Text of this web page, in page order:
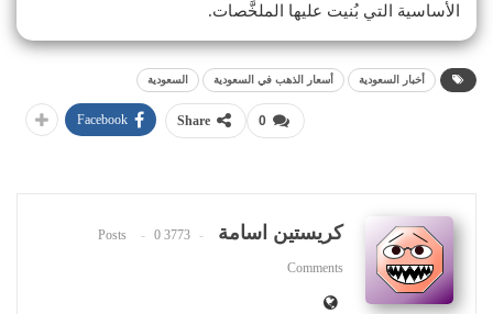
الأساسية التي بُنيت عليها الملخَّصات.
أخبار السعودية أسعار الذهب في السعودية السعودية
0
Share
Facebook
كريستين اسامة 3773 Posts
0
Comments